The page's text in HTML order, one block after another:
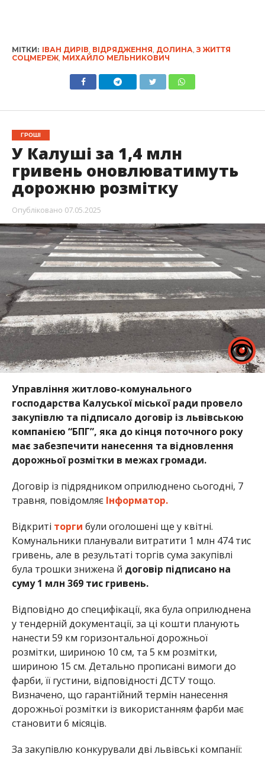
МІТКИ: ІВАН ДИРІВ ВІДРЯДЖЕННЯ ДОЛИНА З ЖИТТЯ
СОЦМЕРЕЖ, МИХАЙЛО МЕЛЬНИКОВИЧ
ГРОШІ
У Калуші за 1,4 млн
гривень оновлюватимуть
дорожню розмітку
Опубліковано 07.05.2025
Управління житлово-комунального
господарства Калуської міської ради провело
закупівлю та підписало договір із львівською
компанією “БПГ”, яка до кінця поточного року
має забезпечити нанесення та відновлення
дорожньої розмітки в межах громади.
Договір із підрядником оприлюднено сьогодні, 7
травня, повідомляєІнформатор.
Відкриті торги були оголошені ще у квітні.
Комунальники планували витратити 1 млн 474 тис
гривень, але в результаті торгів сума закупівлі
була трошки знижена й договір підписано на
суму 1 млн 369 тис гривень.
Відповідно до специфікації, яка була оприлюднена
у тендерній документації, за ці кошти планують
нанести 59 км горизонтальної дорожньої
розмітки, шириною 10 см, та 5 км розмітки,
шириною 15 см. Детально прописані вимоги до
фарби, її густини, відповідності ДСТУ тощо.
Визначено, що гарантійний термін нанесення
дорожньої розмітки із використанням фарби має
становити 6 місяців.
За закупівлю конкурували дві львівські компанії: